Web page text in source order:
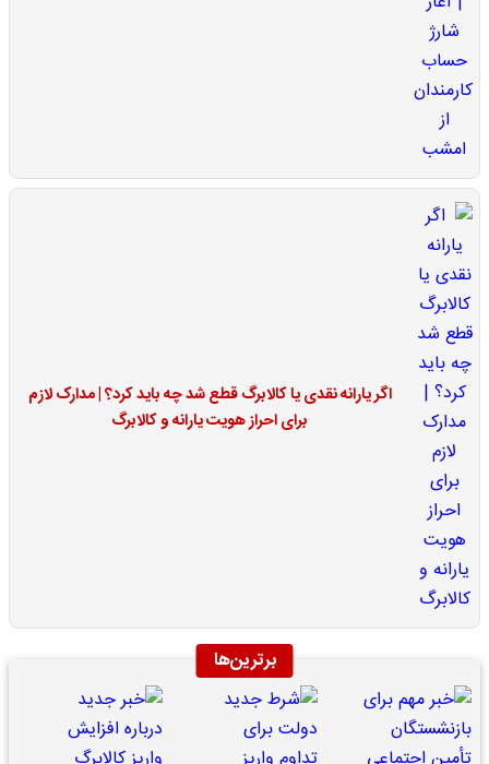
اگر یارانه نقدی یا کالابرگ قطع شد چه باید کرد؟ | مدارک لازم
برای احراز هویت یارانه و کالابرگ
برترین‌ها